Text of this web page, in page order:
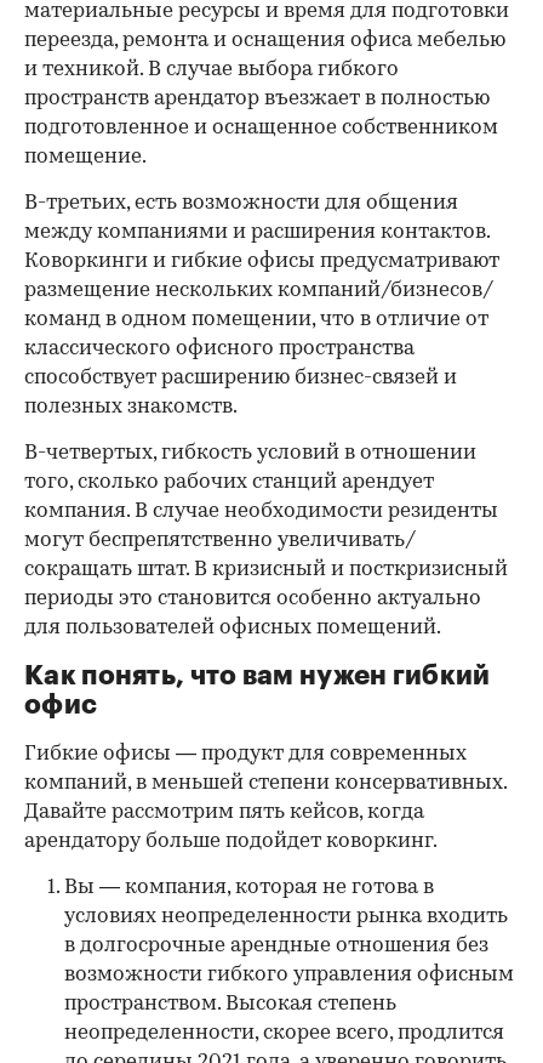
материальные ресурсы и время для подготовки
переезда, ремонта и оснащения офиса мебелью
и техникой. В случае выбора гибкого
пространств арендатор въезжает в полностью
подготовленное и оснащенное собственником
помещение.
В-третьих, есть возможности для общения
между компаниями и расширения контактов.
Коворкинги и гибкие офисы предусматривают
размещение нескольких компаний/бизнесов/
команд в одном помещении, что в отличие от
классического офисного пространства
способствует расширению бизнес-связей и
полезных знакомств.
В-четвертых, гибкость условий в отношении
того, сколько рабочих станций арендует
компания. В случае необходимости резиденты
могут беспрепятственно увеличивать/
сокращать штат. В кризисный и посткризисный
периоды это становится особенно актуально
для пользователей офисных помещений.
Как понять, что вам нужен гибкий
офис
Гибкие офисы — продукт для современных
компаний, в меньшей степени консервативных.
Давайте рассмотрим пять кейсов, когда
арендатору больше подойдет коворкинг.
Вы — компания, которая не готова в
условиях неопределенности рынка входить
в долгосрочные арендные отношения без
возможности гибкого управления офисным
пространством. Высокая степень
неопределенности, скорее всего, продлится